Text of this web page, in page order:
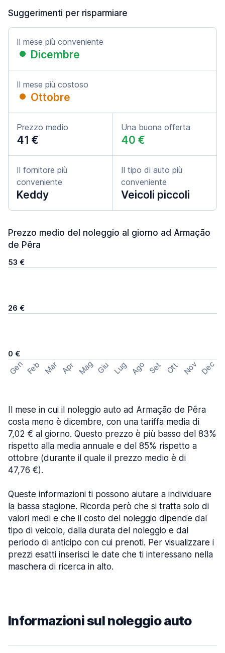
Suggerimenti per risparmiare
Il mese più conveniente
Dicembre
Il mese più costoso
Ottobre
Prezzo medio
41 €
Una buona offerta
40 €
Il fornitore più
conveniente
Keddy
Il tipo di auto più
conveniente
Veicoli piccoli
Prezzo medio del noleggio al giorno ad Armação
de Pêra
53 €
26 €
0 €
Gen Feb Mar Apr Mag Giu Lug Ago Set Ott Nov Dec
Il mese in cui il noleggio auto ad Armação de Pêra
costa meno è dicembre, con una tariffa media di
7,02 € al giorno. Questo prezzo è più basso del 83%
rispetto alla media annuale e del 85% rispetto a
ottobre (durante il quale il prezzo medio è di
47,76 €).
Queste informazioni ti possono aiutare a individuare
la bassa stagione. Ricorda però che si tratta solo di
valori medi e che il costo del noleggio dipende dal
tipo di veicolo, dalla durata del noleggio e dal
periodo di anticipo con cui prenoti. Per visualizzare i
prezzi esatti inserisci le date che ti interessano nella
maschera di ricerca in alto.
Informazioni sul noleggio auto